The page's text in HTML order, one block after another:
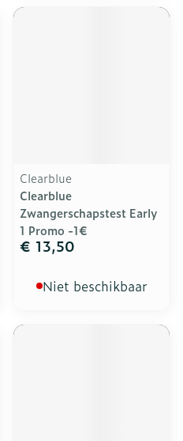
Clearblue
Clearblue
Zwangerschapstest Early
1 Promo -1€
€ 13,50
Niet beschikbaar